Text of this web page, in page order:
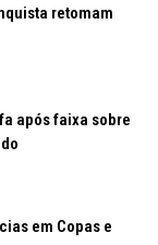
retomam
após faixa sobre
em Copas e